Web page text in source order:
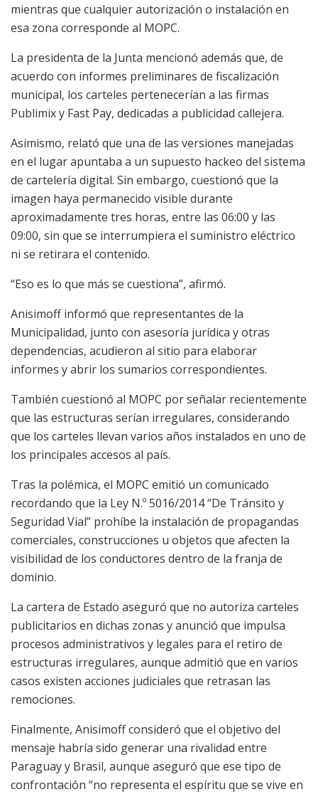
mientras que cualquier autorización o instalación en
esa zona corresponde al MOPC.
La presidenta de la Junta mencionó además que, de
acuerdo con informes preliminares de fiscalización
municipal, los carteles pertenecerían a las firmas
Publimix y Fast Pay, dedicadas a publicidad callejera.
Asimismo, relató que una de las versiones manejadas
en el lugar apuntaba a un supuesto hackeo del sistema
de cartelería digital. Sin embargo, cuestionó que la
imagen haya permanecido visible durante
aproximadamente tres horas, entre las 06:00 y las
09:00, sin que se interrumpiera el suministro eléctrico
ni se retirara el contenido.
“Eso es lo que más se cuestiona”, afirmó.
Anisimoff informó que representantes de la
Municipalidad, junto con asesoría jurídica y otras
dependencias, acudieron al sitio para elaborar
informes y abrir los sumarios correspondientes.
También cuestionó al MOPC por señalar recientemente
que las estructuras serían irregulares, considerando
que los carteles llevan varios años instalados en uno de
los principales accesos al país.
Tras la polémica, el MOPC emitió un comunicado
recordando que la Ley N.º 5016/2014 “De Tránsito y
Seguridad Vial” prohíbe la instalación de propagandas
comerciales, construcciones u objetos que afecten la
visibilidad de los conductores dentro de la franja de
dominio.
La cartera de Estado aseguró que no autoriza carteles
publicitarios en dichas zonas y anunció que impulsa
procesos administrativos y legales para el retiro de
estructuras irregulares, aunque admitió que en varios
casos existen acciones judiciales que retrasan las
remociones.
Finalmente, Anisimoff consideró que el objetivo del
mensaje habría sido generar una rivalidad entre
Paraguay y Brasil, aunque aseguró que ese tipo de
confrontación “no representa el espíritu que se vive en